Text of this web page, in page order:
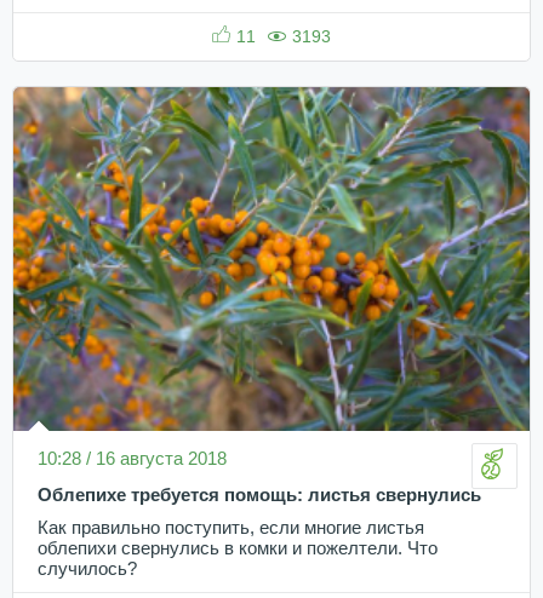
11 3193
10:28 / 16 августа 2018
Облепихе требуется помощь: листья свернулись
Как правильно поступить, если многие листья
облепихи свернулись в комки и пожелтели. Что
случилось?